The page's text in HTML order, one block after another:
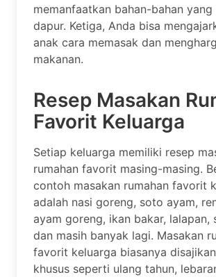
memanfaatkan bahan-bahan yang
dapur. Ketiga, Anda bisa
anak cara memasak dan
makanan.
Resep Masakan
Favorit Keluarga
Setiap keluarga memiliki resep
rumahan favorit masing-masing.
contoh masakan rumahan favorit
adalah nasi goreng, soto ayam,
ayam goreng, ikan bakar, lalapan,
dan masih banyak lagi. Masakan
favorit keluarga biasanya
khusus seperti ulang tahun,